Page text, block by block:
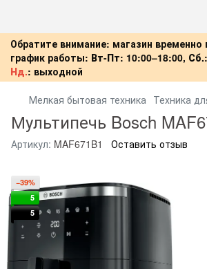
Обратите внимание: магазин
график работы: Вт-Пт: 10:00–18:00, Сб.:
Нд.: выходной
Мелкая бытовая техника Техника
Мультипечь Bosch
Артикул: MAF671B1 Оставить отзыв
−39%
5
5